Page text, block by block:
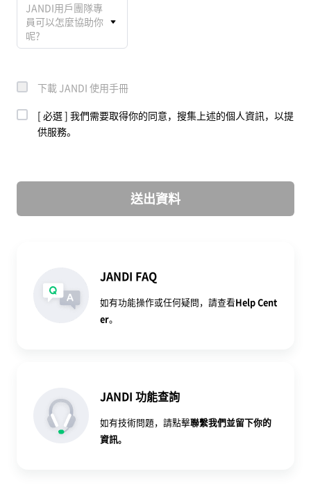
JANDI用戶團隊專
員可以怎麼協助你
呢?
下載 JANDI 使用手冊
[ 必選 ] 我們需要取得你的同意，搜集上述的個人資訊，以提
供服務。
送出資料
JANDI FAQ
如有功能操作或任何疑問，請查看Help Cent
er。
JANDI 功能查詢
如有技術問題，請點擊聯繫我們並留下你的
資訊。